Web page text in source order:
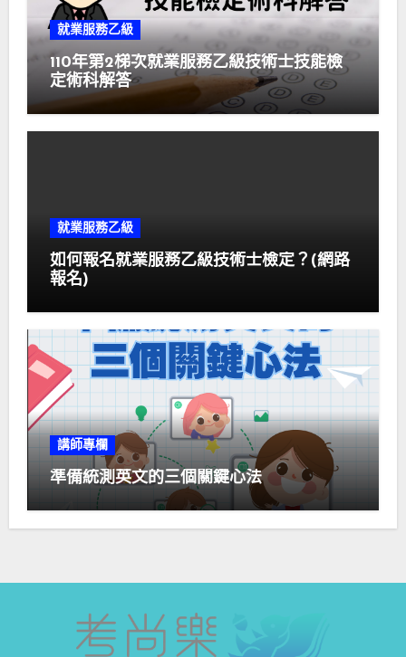
就業服務乙級
110年第2梯次就業服務乙級技術士技能檢
定術科解答
就業服務乙級
如何報名就業服務乙級技術士檢定？(網路
報名)
講師專欄
準備統測英文的三個關鍵心法